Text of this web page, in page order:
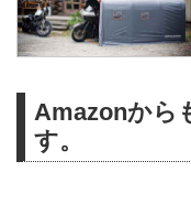
Amazonから
す。